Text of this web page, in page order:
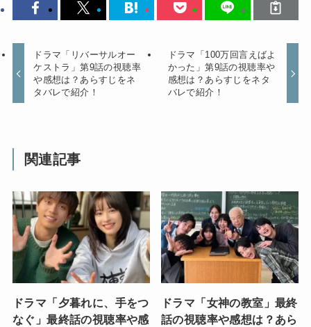
ドラマ「リバーサルオー
ケストラ」第9話の視聴率
や感想は？あらすじをネ
タバレで紹介！
ドラマ「100万回言えばよ
かった」第9話の視聴率や
感想は？あらすじをネタ
バレで紹介！
関連記事
ドラマ「夕暮れに、手をつ
なぐ」最終話の視聴率や感
ドラマ「女神の教室」最終
話の視聴率や感想は？あら